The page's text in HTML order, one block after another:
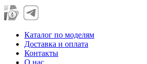
Каталог по моделям
Доставка и оплата
Контакты
О нас